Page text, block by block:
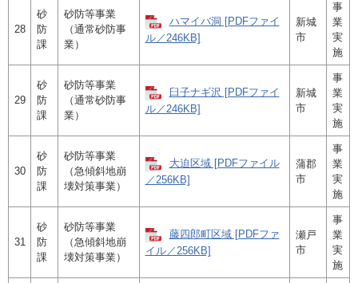
28
砂
防
課
砂防等事業
（通常砂防事
業）
ハマイバ洞 [PDFファイ
ル／246KB]
新城
市
事
業
実
施
29
砂
防
課
砂防等事業
（通常砂防事
業）
臼子ナギ沢 [PDFファイ
ル／246KB]
新城
市
事
業
実
施
30
砂
防
課
砂防等事業
（急傾斜地崩
壊対策事業）
大迫区域 [PDFファイル
／256KB]
蒲郡
市
事
業
実
施
31
砂
防
課
砂防等事業
（急傾斜地崩
壊対策事業）
藤四郎町区域 [PDFファ
イル／256KB]
瀬戸
市
事
業
実
施